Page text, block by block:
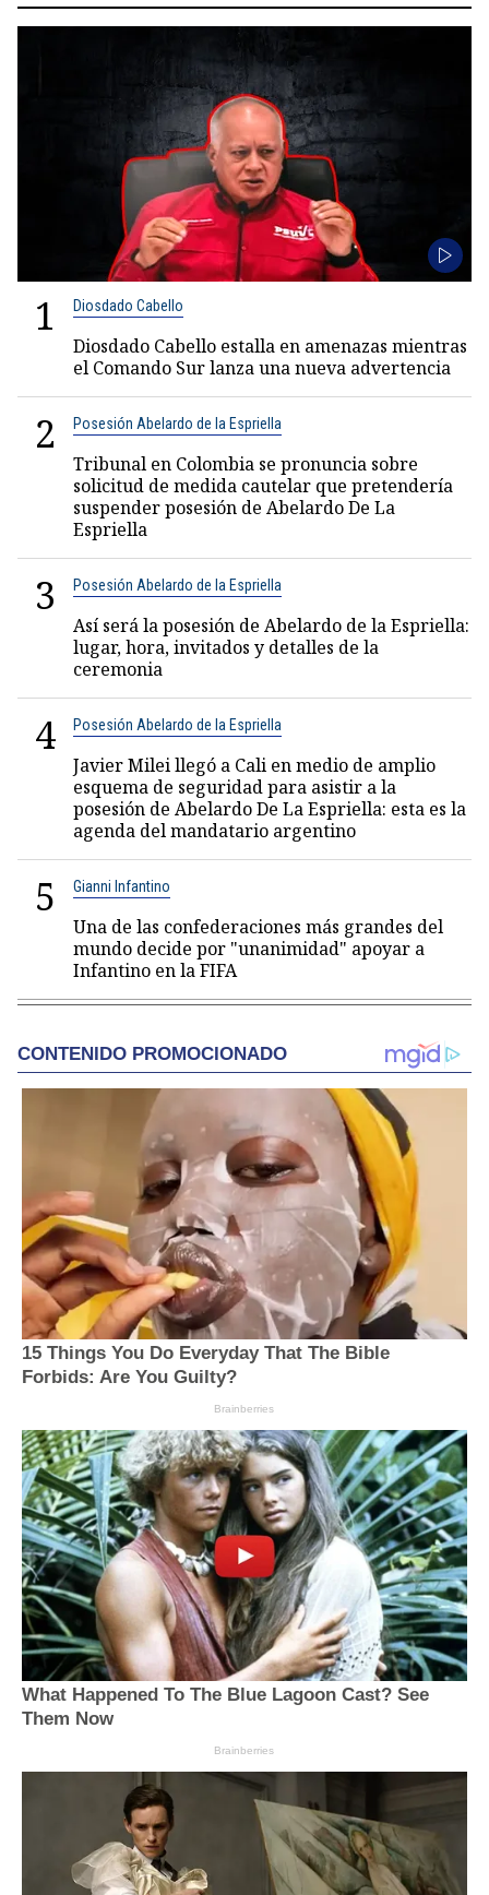
1 Diosdado Cabello
Diosdado Cabello estalla en amenazas mientras
el Comando Sur lanza una nueva advertencia
2 Posesión Abelardo de la Espriella
Tribunal en Colombia se pronuncia sobre
solicitud de medida cautelar que pretendería
suspender posesión de Abelardo De La
Espriella
3 Posesión Abelardo de la Espriella
Así será la posesión de Abelardo de la Espriella:
lugar, hora, invitados y detalles de la
ceremonia
4 Posesión Abelardo de la Espriella
Javier Milei llegó a Cali en medio de amplio
esquema de seguridad para asistir a la
posesión de Abelardo De La Espriella: esta es la
agenda del mandatario argentino
5 Gianni Infantino
Una de las confederaciones más grandes del
mundo decide por "unanimidad" apoyar a
Infantino en la FIFA